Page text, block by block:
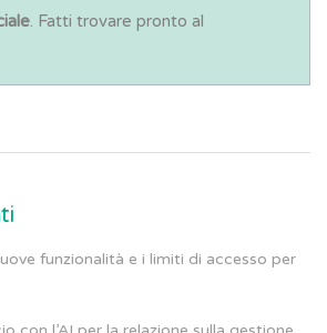
. Fatti trovare pronto al
funzionalità e i limiti di accesso per